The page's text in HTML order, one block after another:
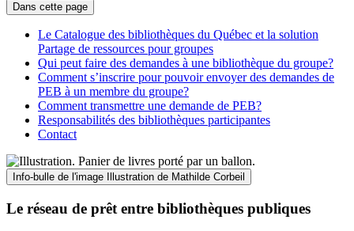
Dans cette page
Le Catalogue des bibliothèques du Québec et la solution
Partage de ressources pour groupes
Qui peut faire des demandes à une bibliothèque du groupe?
Comment s’inscrire pour pouvoir envoyer des demandes de
PEB à un membre du groupe?
Comment transmettre une demande de PEB?
Responsabilités des bibliothèques participantes
Contact
Info-bulle de l'image Illustration de Mathilde Corbeil
Le réseau de prêt entre bibliothèques publiques